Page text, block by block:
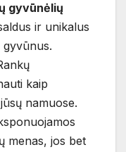
gyvūnėlių
ir unikalus
gyvūnus.
kaip
jūsų namuose.
menas, jos bet